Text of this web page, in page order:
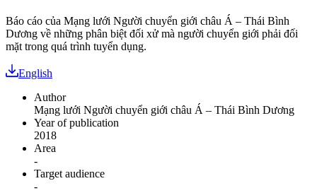
Báo cáo của Mạng lưới Người chuyển giới châu Á – Thái Bình
Dương về những phân biệt đối xử mà người chuyển giới phải đối
mặt trong quá trình tuyển dụng.
English
Author
Mạng lưới Người chuyển giới châu Á – Thái Bình Dương
Year of publication
2018
Area
-
Target audience
-